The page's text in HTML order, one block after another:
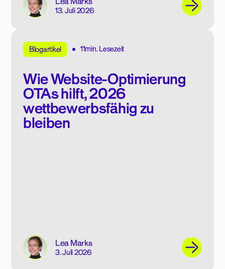
13. Juli 2026
Blogartikel 11min. Lesezeit
Wie Website-Optimierung
OTAs hilft, 2026
wettbewerbsfähig zu
bleiben
Lea Marks
3. Juli 2026